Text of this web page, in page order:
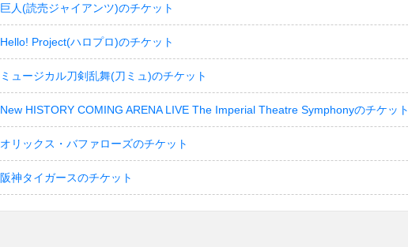
巨人(読売ジャイアンツ)のチケット
Hello! Project(ハロプロ)のチケット
ミュージカル刀剣乱舞(刀ミュ)のチケット
New HISTORY COMING ARENA LIVE The Imperial Theatre Symphonyのチケット
オリックス・バファローズのチケット
阪神タイガースのチケット